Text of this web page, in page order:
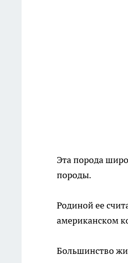
Эта порода
породы.
Родиной ее
американском
Большинство